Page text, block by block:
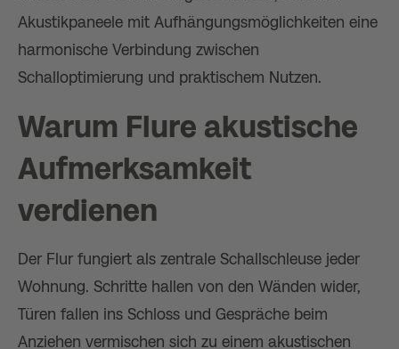
Akustikpaneele mit Aufhängungsmöglichkeiten eine
harmonische Verbindung zwischen
Schalloptimierung und praktischem Nutzen.
Warum Flure akustische
Aufmerksamkeit
verdienen
Der Flur fungiert als zentrale Schallschleuse jeder
Wohnung. Schritte hallen von den Wänden wider,
Türen fallen ins Schloss und Gespräche beim
Anziehen vermischen sich zu einem akustischen